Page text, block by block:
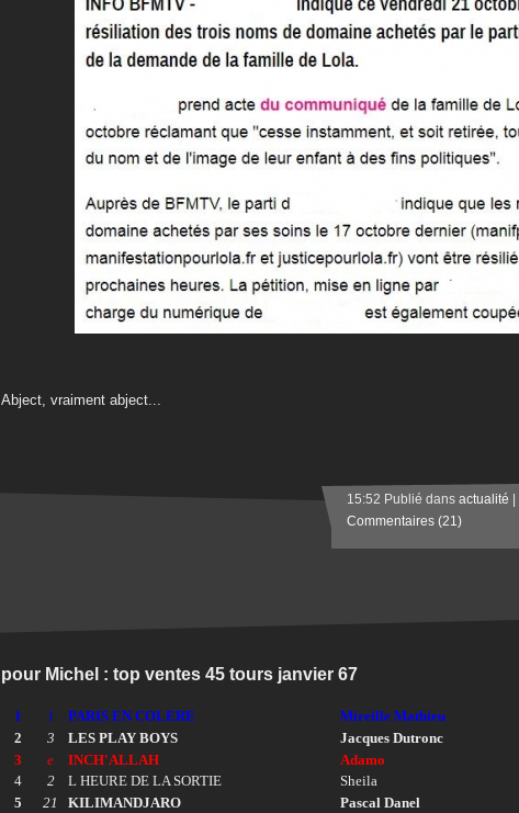
Abject, vraiment abject...
15:52 Publié dans actualité |
Commentaires (21)
pour Michel : top ventes 45 tours janvier 67
1 1 PARIS EN COLERE Mireille Mathieu
2
3 LES PLAY BOYS Jacques Dutronc
3
e INCH'ALLAH Adamo
4
2 L HEURE DE LA SORTIE Sheila
5
21 KILIMANDJARO Pascal Danel